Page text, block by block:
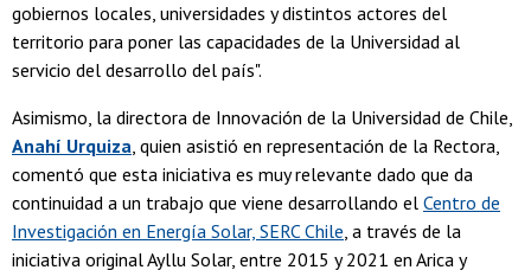
gobiernos locales, universidades y distintos actores del
territorio para poner las capacidades de la Universidad al
servicio del desarrollo del país".
Asimismo, la directora de Innovación de la Universidad de Chile,
Anahí Urquiza, quien asistió en representación de la Rectora,
comentó que esta iniciativa es muy relevante dado que da
continuidad a un trabajo que viene desarrollando el Centro de
Investigación en Energía Solar, SERC Chile, a través de la
iniciativa original Ayllu Solar, entre 2015 y 2021 en Arica y